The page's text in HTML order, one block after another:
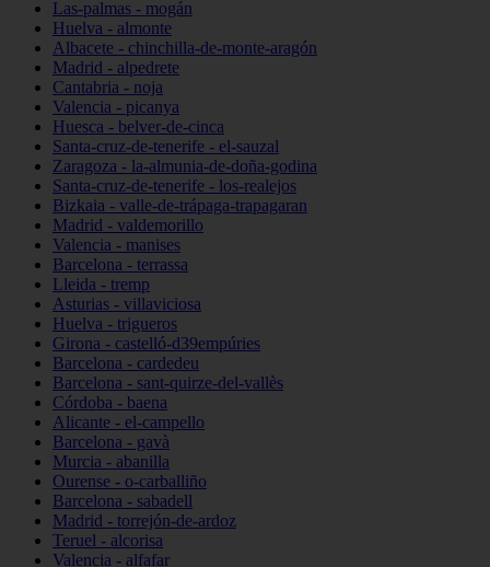
Las-palmas - mogán
Huelva - almonte
Albacete - chinchilla-de-monte-aragón
Madrid - alpedrete
Cantabria - noja
Valencia - picanya
Huesca - belver-de-cinca
Santa-cruz-de-tenerife - el-sauzal
Zaragoza - la-almunia-de-doña-godina
Santa-cruz-de-tenerife - los-realejos
Bizkaia - valle-de-trápaga-trapagaran
Madrid - valdemorillo
Valencia - manises
Barcelona - terrassa
Lleida - tremp
Asturias - villaviciosa
Huelva - trigueros
Girona - castelló-d39empúries
Barcelona - cardedeu
Barcelona - sant-quirze-del-vallès
Córdoba - baena
Alicante - el-campello
Barcelona - gavà
Murcia - abanilla
Ourense - o-carballiño
Barcelona - sabadell
Madrid - torrejón-de-ardoz
Teruel - alcorisa
Valencia - alfafar